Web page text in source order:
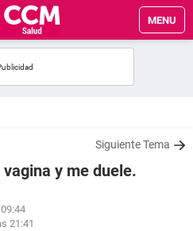
MENU
Siguiente Tema
y me duele.
21:41